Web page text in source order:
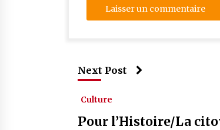
Next Post
Culture
Pour l’Histoire/La